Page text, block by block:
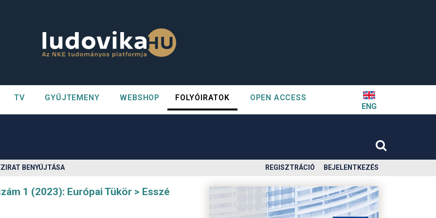
TV GYŰJTEMENY WEBSHOP FOLYÓIRATOK
OPEN ACCESS
ENG
BENYÚJTÁSA REGISZTRÁCIÓ BEJELENTKEZÉS
1 (2023): Európai Tükör Esszé